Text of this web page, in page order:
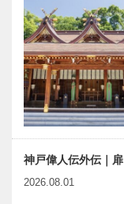
神戸偉人伝外伝｜扉
2026.08.01